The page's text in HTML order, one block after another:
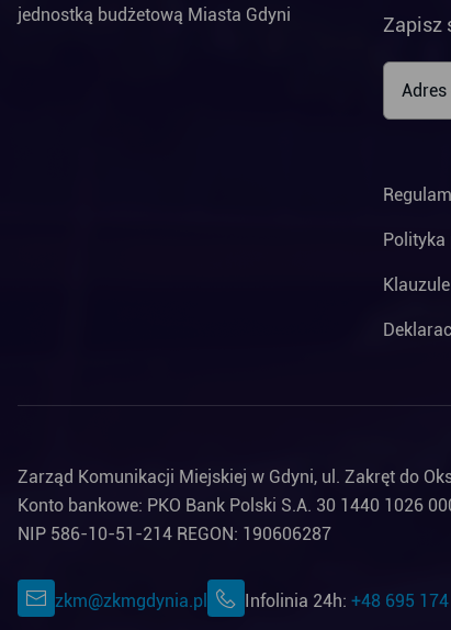
jednostką budżetową Miasta Gdyni
Zapisz
Polityka
Zarząd Komunikacji Miejskiej w Gdyni, ul. Zakręt do
Konto bankowe: PKO Bank Polski S.A. 30 1440 1026
NIP 586-10-51-214 REGON: 190606287
zkm@zkmgdynia.pl Infolinia 24h: +48 695